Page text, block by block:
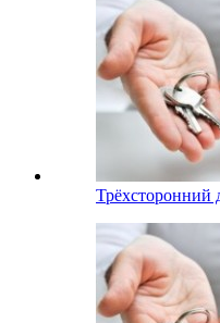
Трёхсторонний